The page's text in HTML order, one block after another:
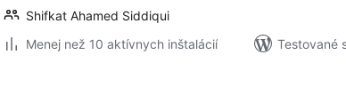
Shifkat Ahamed Siddiqui
Menej než 10 aktívnych inštalácií
Testované